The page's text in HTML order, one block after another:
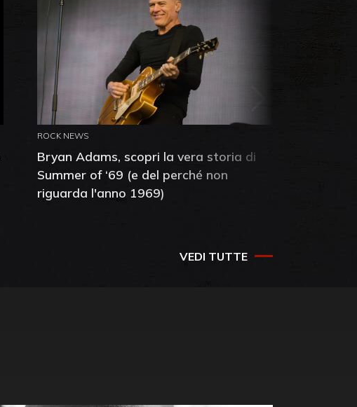
ROCK NEWS
Bryan Adams, scopri la vera storia di
Summer of ‘69 (e del perché non
riguarda l'anno 1969)
VEDI TUTTE